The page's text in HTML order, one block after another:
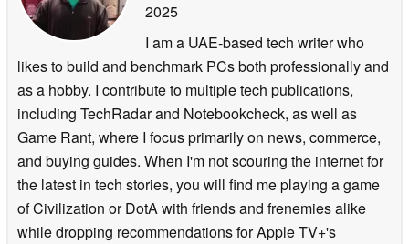
2025
I am a UAE-based tech writer who
likes to build and benchmark PCs both professionally and
as a hobby. I contribute to multiple tech publications,
including TechRadar and Notebookcheck, as well as
Game Rant, where I focus primarily on news, commerce,
and buying guides. When I'm not scouring the internet for
the latest in tech stories, you will find me playing a game
of Civilization or DotA with friends and frenemies alike
while dropping recommendations for Apple TV+'s